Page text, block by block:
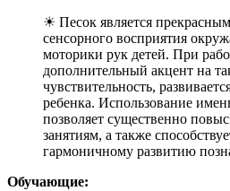
☀ Песок является
сенсорного восприятия
моторики рук детей. При
дополнительный акцент на
чувствительность,
ребенка. Использование
позволяет существенно
занятиям, а также
гармоничному развитию
Обучающие: